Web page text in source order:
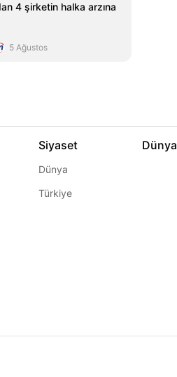
4 şirketin halka arzına
5 Ağustos
Siyaset
Dünya
Türkiye
Dünya